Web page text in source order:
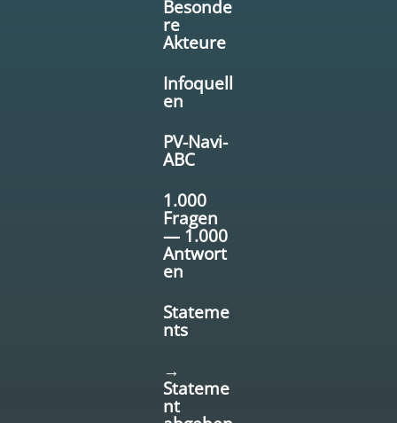
Besonde
re
Akteure
Infoquell
en
PV-Navi-
ABC
1.000
Fragen
— 1.000
Antwort
en
Stateme
nts
→
Stateme
nt